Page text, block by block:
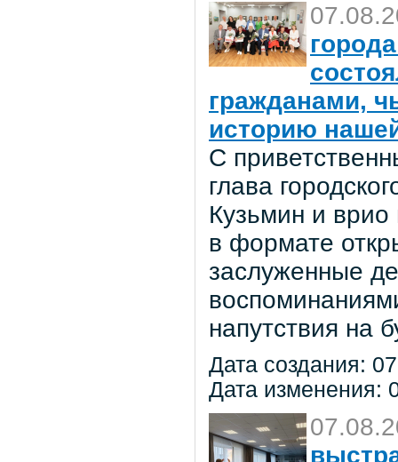
гражданами,
историю
С
глава
Кузьмин и
в формате
заслуженные
напутствия на
Дата создания:
Дата изменения: